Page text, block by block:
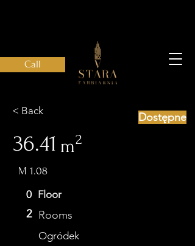
Call
< Back
36.41 m
М 1.08
0 Floor
2 Rooms
Ogródek
Dostępne
2